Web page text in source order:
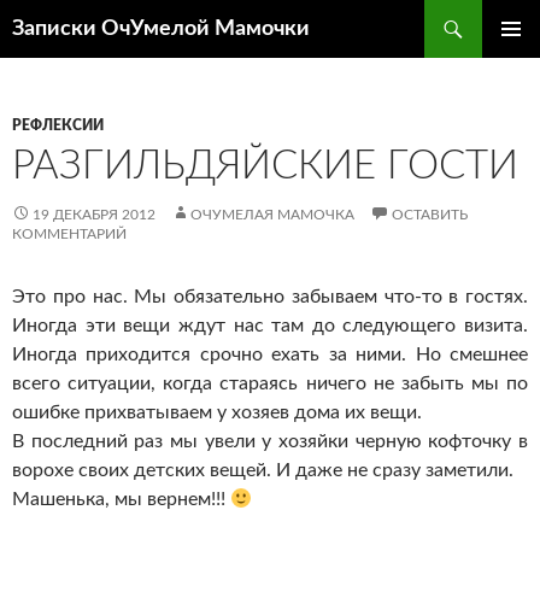
Записки ОчУмелой Мамочки
РЕФЛЕКСИИ
РАЗГИЛЬДЯЙСКИЕ ГОСТИ
19 ДЕКАБРЯ 2012 ОЧУМЕЛАЯ МАМОЧКА
ОСТАВИТЬ
КОММЕНТАРИЙ
Это про нас. Мы обязательно забываем что-то в гостях.
Иногда эти вещи ждут нас там до следующего визита.
Иногда приходится срочно ехать за ними. Но смешнее
всего ситуации, когда стараясь ничего не забыть мы по
ошибке прихватываем у хозяев дома их вещи.
В последний раз мы увели у хозяйки черную кофточку в
ворохе своих детских вещей. И даже не сразу заметили.
Машенька, мы вернем!!!